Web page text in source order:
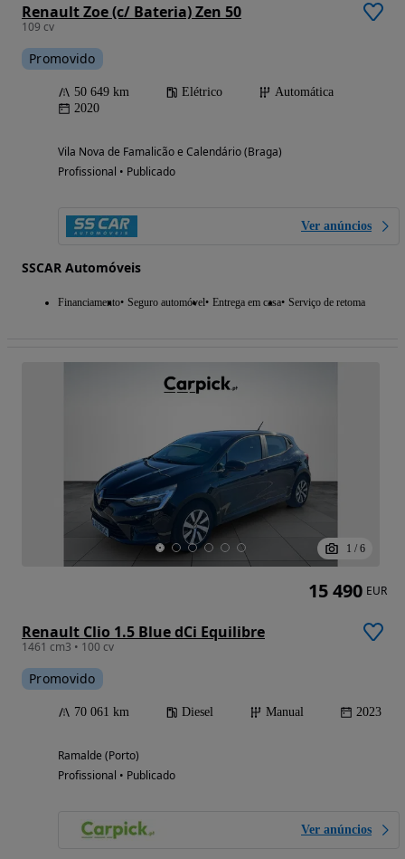
Renault Zoe (c/ Bateria) Zen 50
109 cv
Promovido
50 649 km Elétrico
Automática
2020
Vila Nova de Famalicão e Calendário (Braga)
Profissional • Publicado
Ver anúncios
SSCAR Automóveis
Financiamento Seguro automóvel Entrega em casa Serviço de retoma
1 / 6
Renault Clio 1.5 Blue dCi Equilibre
1461 cm3 • 100 cv
Promovido
70 061 km Diesel Manual 2023
Ramalde (Porto)
Profissional • Publicado
Ver anúncios
15 490 EUR